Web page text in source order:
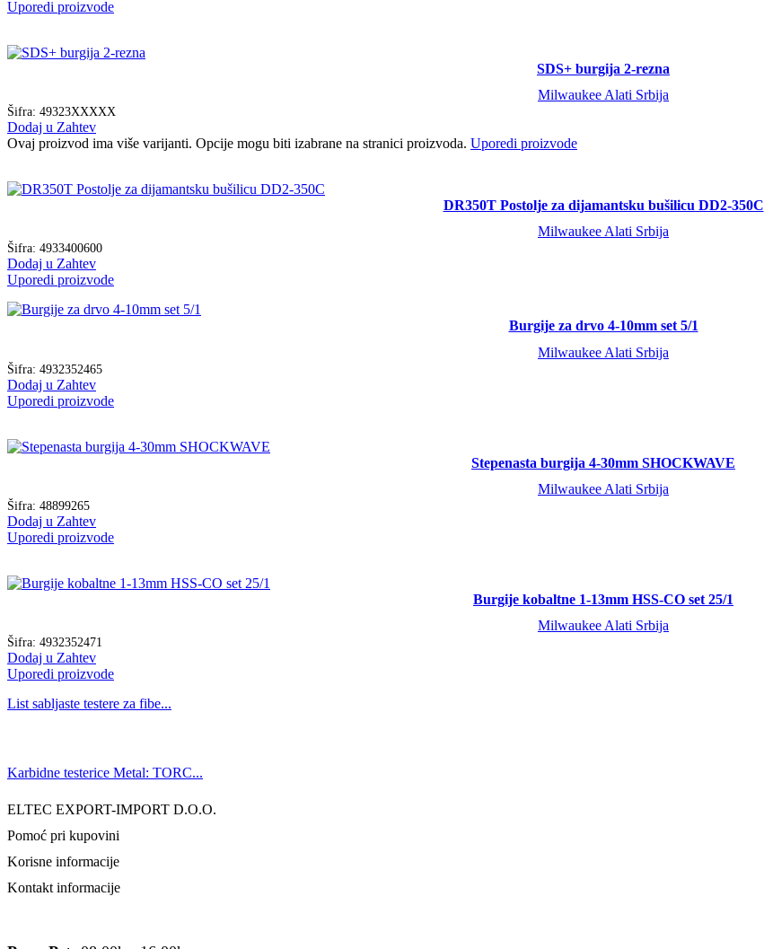
Uporedi proizvode
SDS+ burgija 2-rezna
Milwaukee Alati Srbija
Šifra: 49323XXXXX
Dodaj u Zahtev
Ovaj proizvod ima više varijanti. Opcije mogu biti izabrane na stranici proizvoda. Uporedi proizvode
DR350T Postolje za dijamantsku bušilicu DD2-350C
Milwaukee Alati Srbija
Šifra: 4933400600
Dodaj u Zahtev
Uporedi proizvode
Burgije za drvo 4-10mm set 5/1
Milwaukee Alati Srbija
Šifra: 4932352465
Dodaj u Zahtev
Uporedi proizvode
Stepenasta burgija 4-30mm SHOCKWAVE
Milwaukee Alati Srbija
Šifra: 48899265
Dodaj u Zahtev
Uporedi proizvode
Burgije kobaltne 1-13mm HSS-CO set 25/1
Milwaukee Alati Srbija
Šifra: 4932352471
Dodaj u Zahtev
Uporedi proizvode
List sabljaste testere za fibe...
Karbidne testerice Metal: TORC...
ELTEC EXPORT-IMPORT D.O.O.
Pomoć pri kupovini
Korisne informacije
Kontakt informacije